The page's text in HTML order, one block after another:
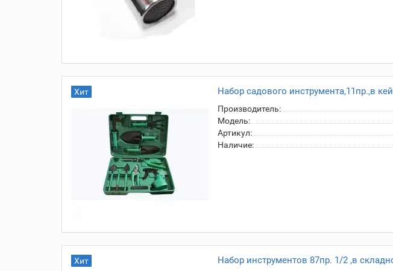
Хит Набор садового инструмента,11пр.,в
Производитель:
Модель:
Артикул:
Наличие:
Хит Набор инструментов 87пр. 1/2 ,в